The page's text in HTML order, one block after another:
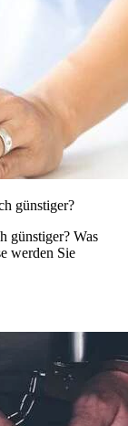
günstiger?
günstiger? Was
werden Sie